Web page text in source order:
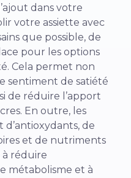
l’ajout dans votre
votre assiette avec
que possible, de
pour les options
Cela permet non
sentiment de satiété
de réduire l’apport
En outre, les
de
et de nutriments
réduire
métabolisme et à